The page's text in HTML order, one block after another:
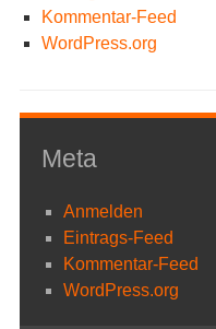
Kommentar-Feed
WordPress.org
Meta
Anmelden
Eintrags-Feed
Kommentar-Feed
WordPress.org